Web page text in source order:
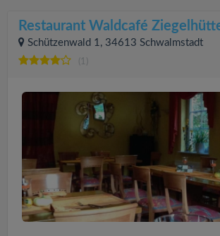
Restaurant Waldcafé
Schützenwald 1, 34613 Schwalmstadt
(1)